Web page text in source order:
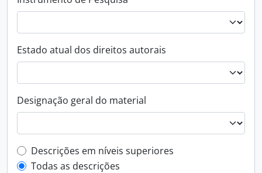
Estado atual dos direitos autorais
Designação geral do material
Filtro de descrição de nível superior
Descrições em níveis superiores
Todas as descrições